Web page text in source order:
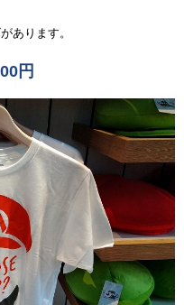
あります。
円